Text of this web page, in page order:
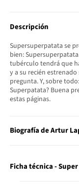
Descripción
Supersuperpatata se
bien:
tubérculo tendrá que
y a su recién estrenado
pregunta. Y, sobre
Superpatata? Buena
estas páginas.
Biografía de Artur
Ficha técnica -